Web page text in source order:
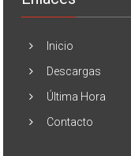
Inicio
Descargas
Última Hora
Contacto